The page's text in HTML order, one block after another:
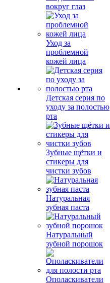
вокруг глаз
Уход за
проблемной
кожей лица
Детская серия по
уходу за полостью
рта
Зубные щётки и
стикеры для
чистки зубов
Натуральная
зубная паста
Натуральный
зубной порошок
Ополаскиватели